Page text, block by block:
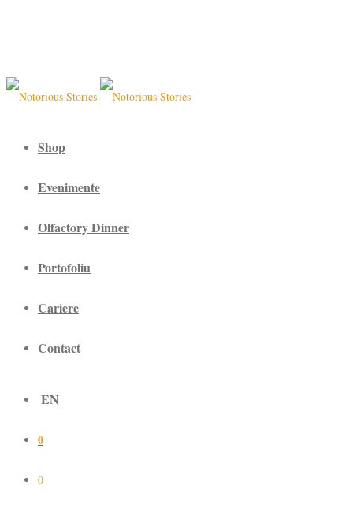
Shop
Evenimente
Olfactory Dinner
Portofoliu
Cariere
Contact
EN
0
0